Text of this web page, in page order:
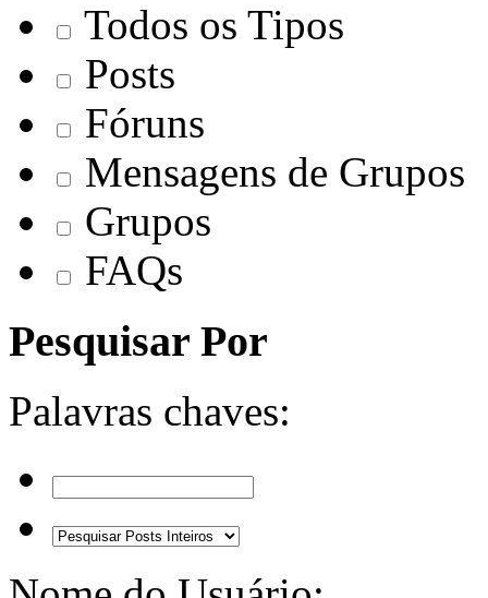
Todos os Tipos
Posts
Fóruns
Mensagens de Grupos
Grupos
FAQs
Pesquisar Por
Palavras chaves: